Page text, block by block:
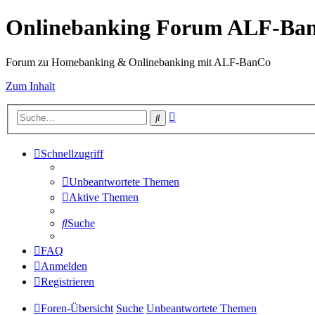
Onlinebanking Forum ALF-
Forum zu Homebanking & Onlinebanking mit ALF-BanCo
Zum Inhalt
Suche
Schnellzugriff
Unbeantwortete Themen
Aktive Themen
Suche
FAQ
Anmelden
Registrieren
Foren-Übersicht Suche Unbeantwortete Themen